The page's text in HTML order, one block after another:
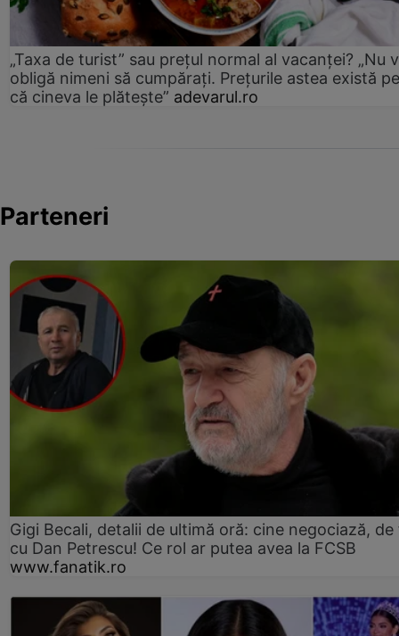
„Taxa de turist” sau prețul normal al vacanței? „Nu
obligă nimeni să cumpărați. Prețurile astea există
că cineva le plătește” adevarul.ro
Parteneri
Gigi Becali, detalii de ultimă oră: cine negociază,
cu Dan Petrescu! Ce rol ar putea avea la FCSB
www.fanatik.ro